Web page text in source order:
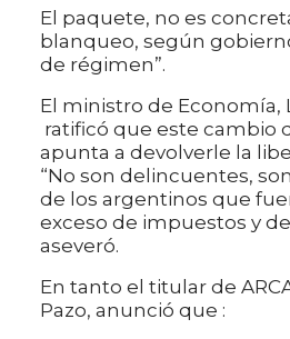
El paquete, no es
blanqueo, según
de régimen”.
El ministro de Economía,
ratificó que este cambio
apunta a devolverle la
“No son delincuentes,
de los argentinos que
exceso de impuestos y
aseveró.
En tanto el titular de
Pazo, anunció que :